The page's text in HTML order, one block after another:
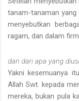
tanam-tanaman yang
menyebutkan
ragam, dan dalam
dan dari apa yang
Yakni kesemuanya
Allah Swt. kepada
mereka, bukan pula